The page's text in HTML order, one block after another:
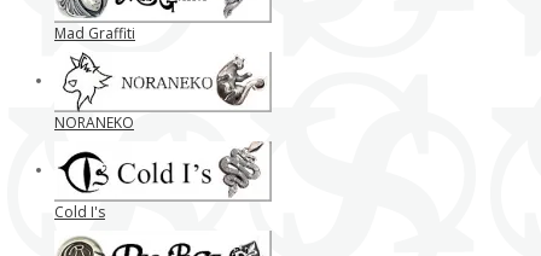
Mad Graffiti
NORANEKO
Cold I's